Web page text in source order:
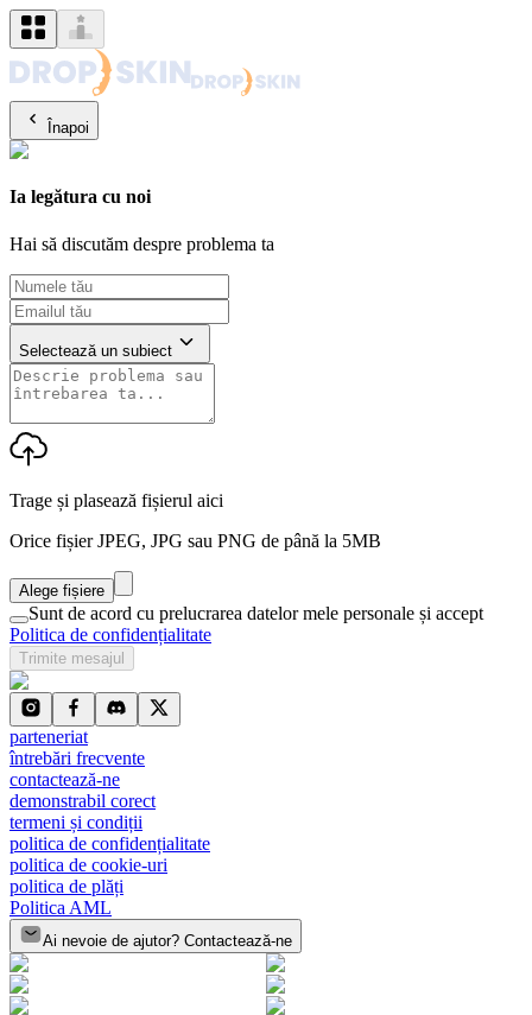
Înapoi
Ia legătura cu noi
Hai să discutăm despre problema ta
Selectează un subiect
Trage și plasează fișierul aici
Orice fișier JPEG, JPG sau PNG de până la 5MB
Alege fișiere
Sunt de acord cu prelucrarea datelor mele personale și accept
Politica de confidențialitate
Trimite mesajul
parteneriat
întrebări frecvente
contactează-ne
demonstrabil corect
termeni și condiții
politica de confidențialitate
politica de cookie-uri
politica de plăți
Politica AML
Ai nevoie de ajutor? Contactează-ne